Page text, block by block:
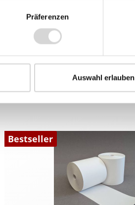
Präferenzen
Auswahl erlauben
R880
Bestseller